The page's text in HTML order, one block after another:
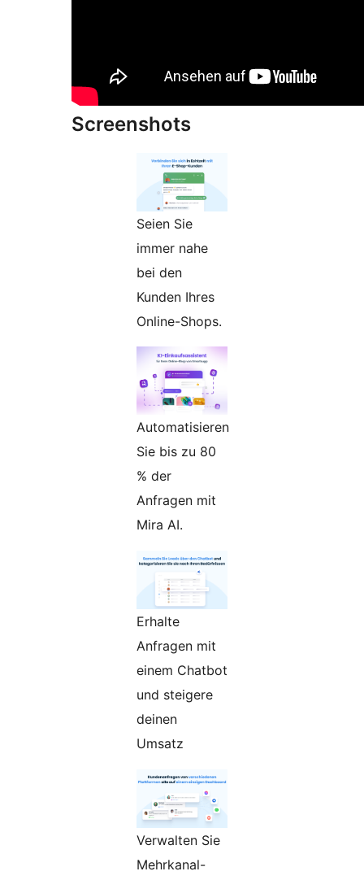
Screenshots
Seien Sie
immer nahe
bei den
Kunden Ihres
Online-Shops.
Automatisieren
Sie bis zu 80
% der
Anfragen mit
Mira AI.
Erhalte
Anfragen mit
einem Chatbot
und steigere
deinen
Umsatz
Verwalten Sie
Mehrkanal-